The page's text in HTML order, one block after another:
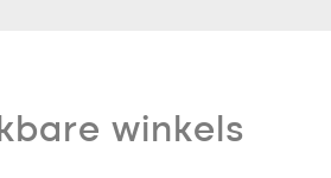
winkels